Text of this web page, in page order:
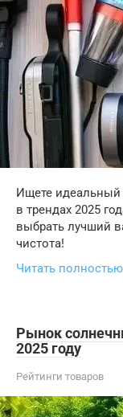
Ищете идеальный
в трендах 2025
выбрать лучший
чистота!
Читать полностью
Рынок
2025 году
Рейтинги товаров